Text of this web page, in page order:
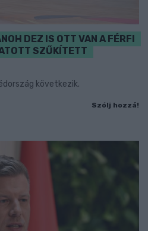
DEZ IS OTT VAN A FÉRFI
SZŰKÍTETT
következik.
Szólj hozzá!